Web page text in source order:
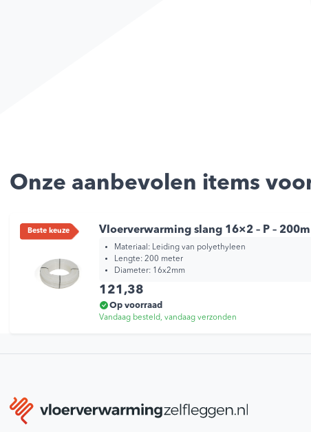
Onze aanbevolen items
Beste keuze Vloerverwarming slang 16×2 – P – 200m
Materiaal: Leiding van polyethyleen
Lengte: 200 meter
Diameter: 16x2mm
121,38
Op voorraad
Vandaag besteld, vandaag verzonden